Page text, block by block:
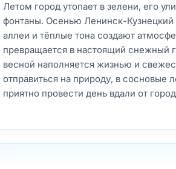
Летом город утопает в зелени, его
фонтаны. Осенью Ленинск-
аллеи и тёплые тона создают
превращается в настоящий снежный
весной наполняется жизнью и
отправиться на природу, в сосновые
приятно провести день вдали от